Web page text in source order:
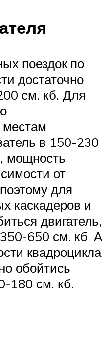
поездок по
достаточно
см. кб. Для
местам
в 150-230
мощность
от
для
каскадеров и
двигатель,
650 см. кб. А
квадроцикла
обойтись
180 см. кб.